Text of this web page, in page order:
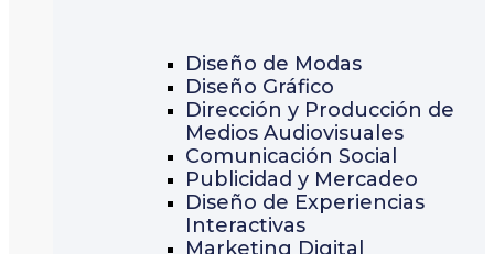
Diseño de Modas
Diseño Gráfico
Dirección y Producción de
Medios Audiovisuales
Comunicación Social
Publicidad y Mercadeo
Diseño de Experiencias
Interactivas
Marketing Digital